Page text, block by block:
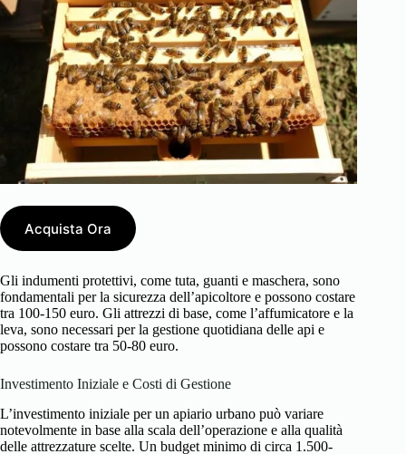
Acquista Ora
Gli indumenti protettivi, come tuta, guanti e maschera, sono
fondamentali per la sicurezza dell’apicoltore e possono costare
tra 100-150 euro. Gli attrezzi di base, come l’affumicatore e la
leva, sono necessari per la gestione quotidiana delle api e
possono costare tra 50-80 euro.
Investimento Iniziale e Costi di Gestione
L’investimento iniziale per un apiario urbano può variare
notevolmente in base alla scala dell’operazione e alla qualità
delle attrezzature scelte. Un budget minimo di circa 1.500-